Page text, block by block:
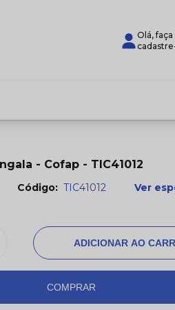
Olá,
- Cofap - TIC41012
Código: TIC41012 Ver
COMPRAR